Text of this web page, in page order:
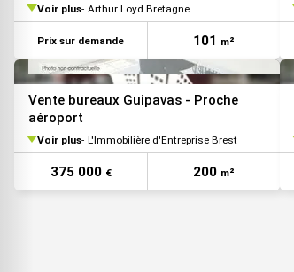
Voir plus Arthur Loyd Bretagne
Prix sur demande 101 m²
Vente bureaux Guipavas - Proche
aéroport
Voir plus L'Immobilière d'Entreprise Brest
375 000 € 200 m²